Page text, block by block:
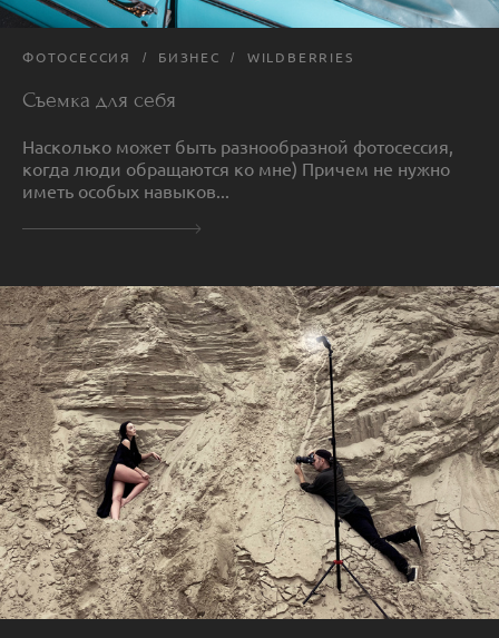
ФОТОСЕССИЯ БИЗНЕС WILDBERRIES
Съемка для себя
Насколько может быть разнообразной фотосессия,
когда люди обращаются ко мне) Причем не нужно
иметь особых навыков...